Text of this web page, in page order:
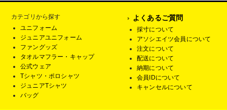
カテゴリから探す
ユニフォーム
ジュニアユニフォーム
ファングッズ
タオルマフラー・キャップ
公式ウェア
Tシャツ・ポロシャツ
ジュニアTシャツ
バッグ
よくあるご質問
採寸について
アソシエイツ会員について
注文について
配送について
納期について
会員IDについて
キャンセルについて